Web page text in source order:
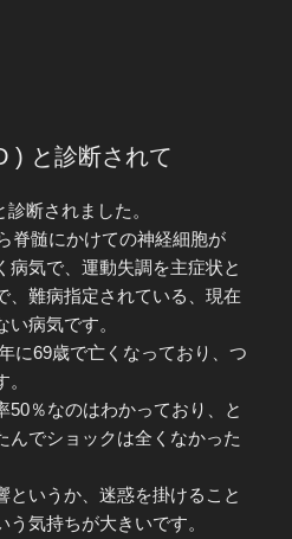
) と診断されて
断されました。
脊髄にかけての神経細胞が
病気で、運動失調を主症状と
、難病指定されている、現在
病気です。
に69歳で亡くなっており、つ
50％なのはわかっており、と
んでショックは全くなかった
というか、迷惑を掛けること
気持ちが大きいです。